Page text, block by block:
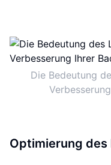
Die Bedeutung
Optimierung